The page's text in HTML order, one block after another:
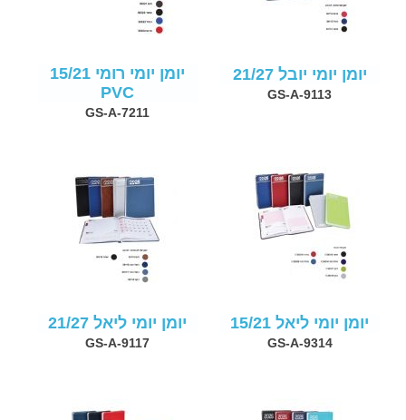
יומן יומי יובל 21/27
GS-A-9113
יומן יומי רומי 15/21
PVC
GS-A-7211
יומן יומי ליאל 15/21
GS-A-9314
יומן יומי ליאל 21/27
GS-A-9117